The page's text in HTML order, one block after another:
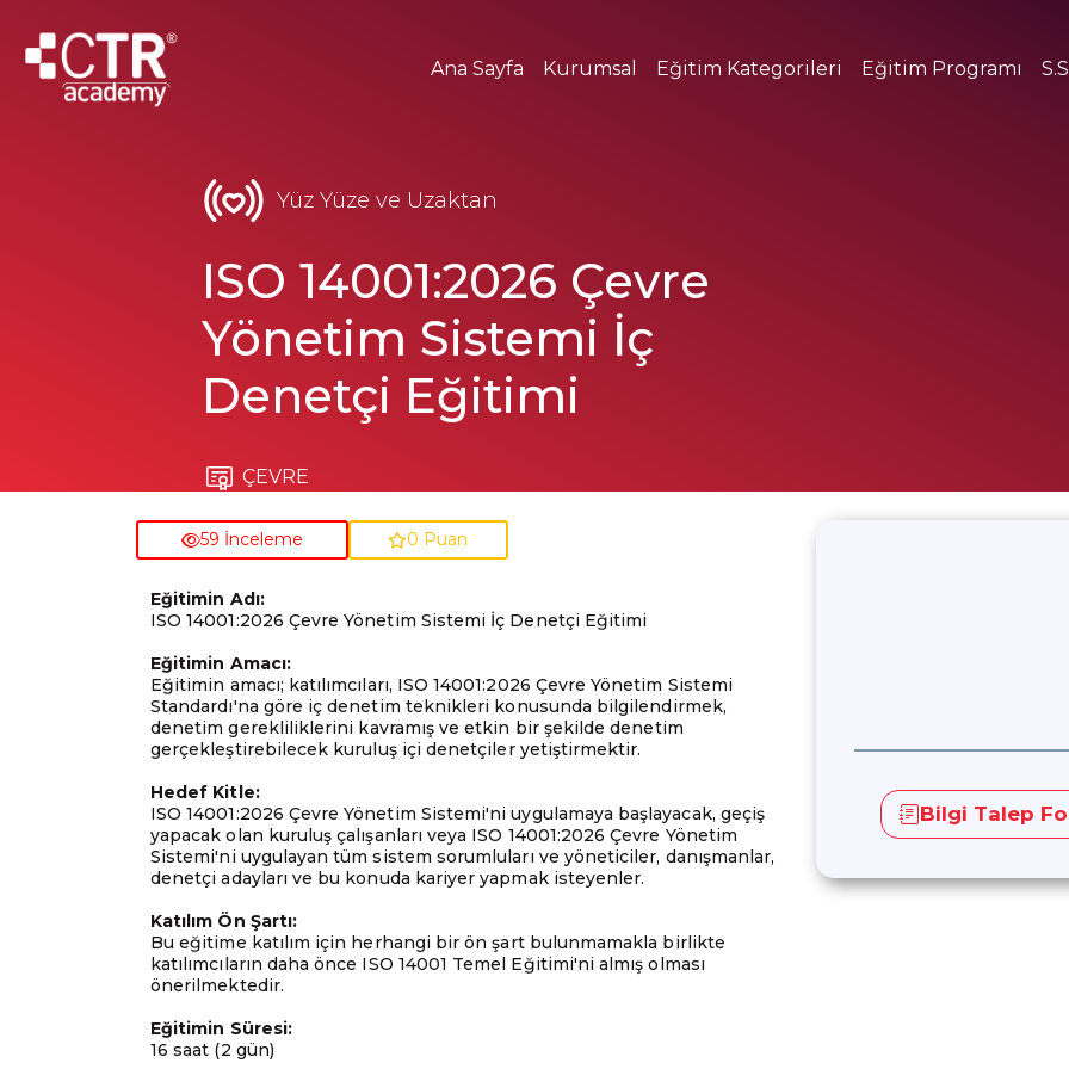
Ana Sayfa Kurumsal Eğitim Kategorileri Eğitim Programı
Yüz Yüze ve Uzaktan
ISO 14001:2026 Çevre
Yönetim Sistemi İç
Denetçi Eğitimi
ÇEVRE
59 İnceleme 0 Puan
Eğitimin Adı:
ISO 14001:2026 Çevre Yönetim Sistemi İç Denetçi Eğitimi
Eğitimin Amacı:
Eğitimin amacı; katılımcıları, ISO 14001:2026 Çevre Yönetim Sistemi
Standardı'na göre iç denetim teknikleri konusunda bilgilendirmek,
denetim gerekliliklerini kavramış ve etkin bir şekilde denetim
gerçekleştirebilecek kuruluş içi denetçiler yetiştirmektir.
Hedef Kitle:
ISO 14001:2026 Çevre Yönetim Sistemi'ni uygulamaya başlayacak, geçiş
yapacak olan kuruluş çalışanları veya ISO 14001:2026 Çevre Yönetim
Sistemi'ni uygulayan tüm sistem sorumluları ve yöneticiler, danışmanlar,
denetçi adayları ve bu konuda kariyer yapmak isteyenler.
Katılım Ön Şartı:
Bu eğitime katılım için herhangi bir ön şart bulunmamakla birlikte
katılımcıların daha önce ISO 14001 Temel Eğitimi'ni almış olması
önerilmektedir.
Eğitimin Süresi:
16 saat (2 gün)
Bilgi Talep